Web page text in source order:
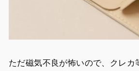
ただ磁気不良が怖いので、クレカ